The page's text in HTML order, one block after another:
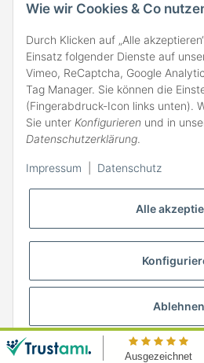
Alle
Ablehnen
Wie wir Cookies & Co
Durch Klicken auf „Alle
Einsatz folgender Dienste auf
Vimeo, ReCaptcha, Google
Tag Manager. Sie können die
(Fingerabdruck-Icon links unten).
Sie unter Konfigurieren und in
Datenschutzerklärung.
Impressum Datenschutz
ZAHLARTEN
* Alle Preise inkl. gesetzlicher